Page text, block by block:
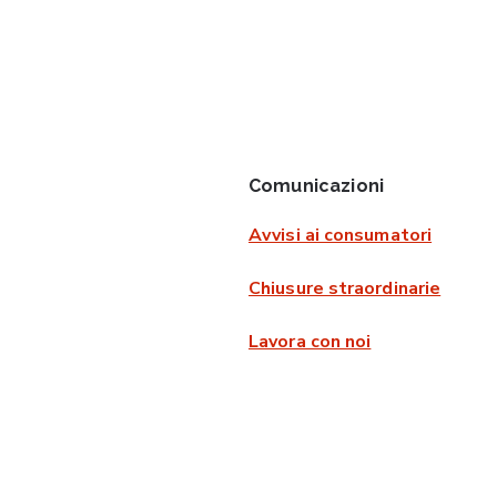
Comunicazioni
Avvisi ai consumatori
Chiusure straordinarie
Lavora con noi